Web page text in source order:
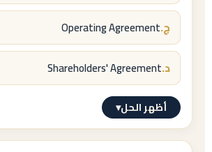
to as
= «ويُشار إليه لاحقًا بـ».
ج.Operating Agreement
د.Shareholders' Agreement
أظهر الحل▾
الإجابة النموذجية